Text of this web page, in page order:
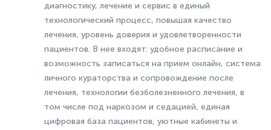
диагностику, лечение и сервис в единый
технологический процесс, повышая качество
лечения, уровень доверия и удовлетворенности
пациентов. В нее входят: удобное расписание и
возможность записаться на прием онлайн, система
личного кураторства и сопровождение после
лечения, технологии безболезненного лечения, в
том числе под наркозом и седацией, единая
цифровая база пациентов, уютные кабинеты и